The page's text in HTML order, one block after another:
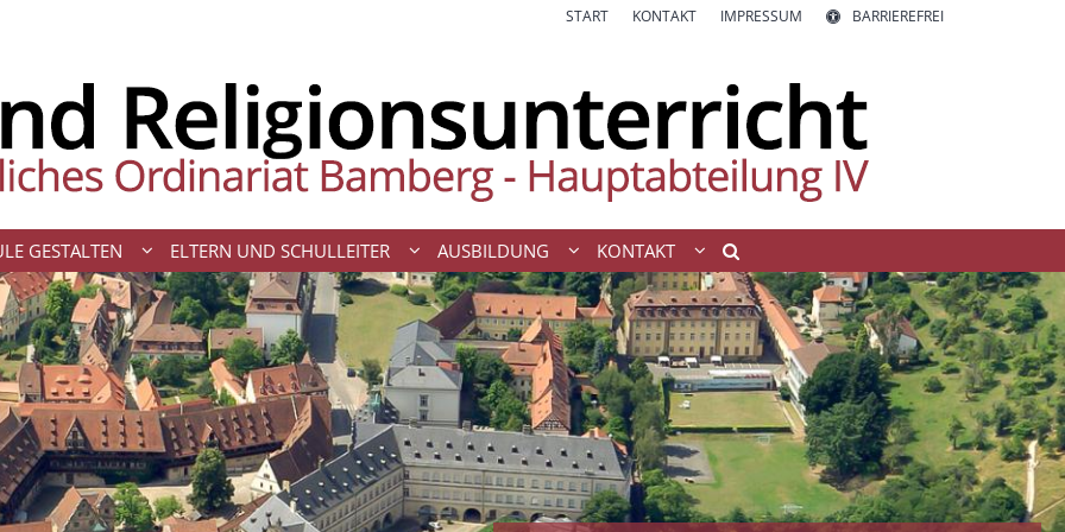
START KONTAKT IMPRESSUM BARRIEREFREI
GESTALTEN ELTERN UND SCHULLEITER AUSBILDUNG KONTAKT